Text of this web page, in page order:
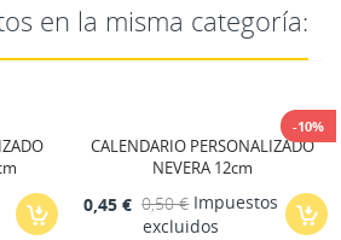
en la misma categoría:
-10%
CALENDARIO PERSONALIZADO
NEVERA 12cm
0,45 € 0,50 €Impuestos
excluidos